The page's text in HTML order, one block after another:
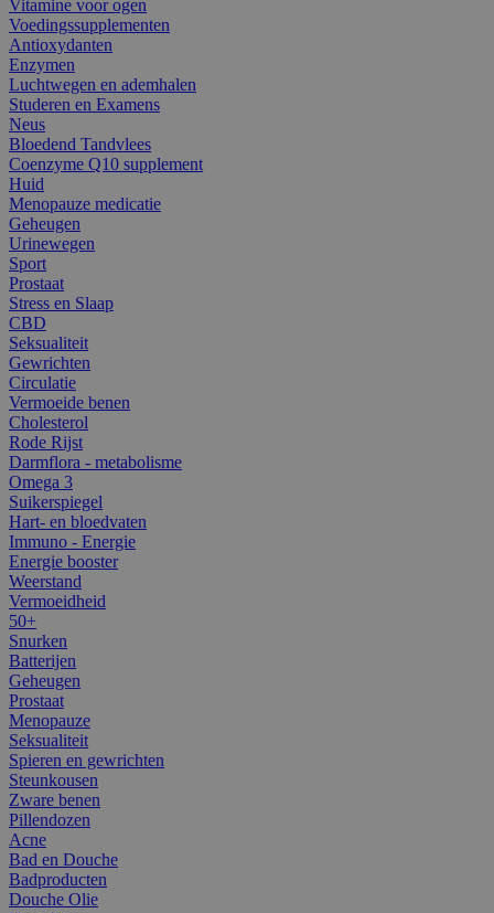
Vitamine voor ogen
Voedingssupplementen
Antioxydanten
Enzymen
Luchtwegen en ademhalen
Studeren en Examens
Neus
Bloedend Tandvlees
Coenzyme Q10 supplement
Huid
Menopauze medicatie
Geheugen
Urinewegen
Sport
Prostaat
Stress en Slaap
CBD
Seksualiteit
Gewrichten
Circulatie
Vermoeide benen
Cholesterol
Rode Rijst
Darmflora - metabolisme
Omega 3
Suikerspiegel
Hart- en bloedvaten
Immuno - Energie
Energie booster
Weerstand
Vermoeidheid
50+
Snurken
Batterijen
Geheugen
Prostaat
Menopauze
Seksualiteit
Spieren en gewrichten
Steunkousen
Zware benen
Pillendozen
Acne
Bad en Douche
Badproducten
Douche Olie